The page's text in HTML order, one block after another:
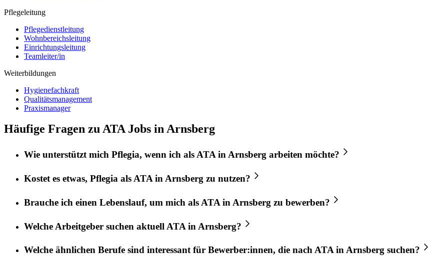
Pflegeleitung
Pflegedienstleitung
Wohnbereichsleitung
Einrichtungsleitung
Teamleiter/in
Weiterbildungen
Hygienefachkraft
Qualitätsmanagement
Praxismanager
Häufige Fragen zu ATA Jobs in Arnsberg
Wie unterstützt mich Pflegia, wenn ich alsATAinArnsberg arbeiten möchte?
Kostet es etwas, Pflegia als ATA in Arnsberg zu nutzen?
Brauche ich einen Lebenslauf, um mich als ATA in Arnsberg zu bewerben?
Welche Arbeitgeber suchen aktuell ATA in Arnsberg?
Welche ähnlichen Berufe sind interessant für Bewerber:innen, die nachATAinArnsberg suchen?